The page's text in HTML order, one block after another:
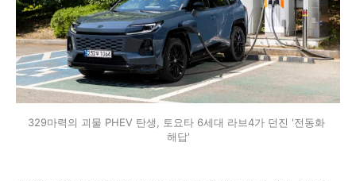
329마력의 괴물 PHEV 탄생, 토요타 6세대 라브4가 던진 '전동화
해답'